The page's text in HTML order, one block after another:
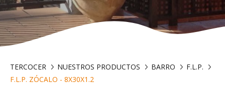
TERCOCER NUESTROS PRODUCTOS BARRO
F.L.P.
F.L.P. ZÓCALO - 8X30X1.2